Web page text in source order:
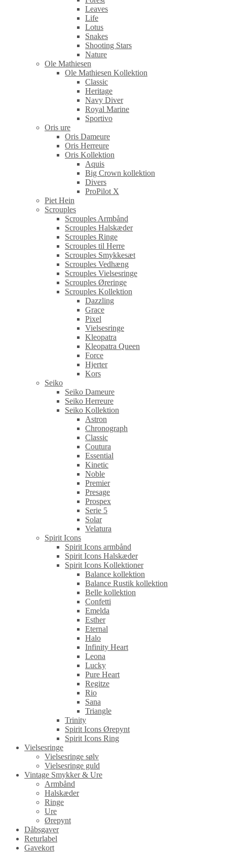
Leaves
Life
Lotus
Snakes
Shooting Stars
Nature
Ole Mathiesen
Ole Mathiesen Kollektion
Classic
Heritage
Navy Diver
Royal Marine
Sportivo
Oris ure
Oris Dameure
Oris Herreure
Oris Kollektion
Aquis
Big Crown kollektion
Divers
ProPilot X
Piet Hein
Scrouples
Scrouples Armbånd
Scrouples Halskæder
Scrouples Ringe
Scrouples til Herre
Scrouples Smykkesæt
Scrouples Vedhæng
Scrouples Vielsesringe
Scrouples Øreringe
Scrouples Kollektion
Dazzling
Grace
Pixel
Vielsesringe
Kleopatra
Kleopatra Queen
Force
Hjerter
Kors
Seiko
Seiko Dameure
Seiko Herreure
Seiko Kollektion
Astron
Chronograph
Classic
Coutura
Essential
Kinetic
Noble
Premier
Presage
Prospex
Serie 5
Solar
Velatura
Spirit Icons
Spirit Icons armbånd
Spirit Icons Halskæder
Spirit Icons Kollektioner
Balance kollektion
Balance Rustik kollektion
Belle kollektion
Confetti
Emelda
Esther
Eternal
Halo
Infinity Heart
Leona
Lucky
Pure Heart
Regitze
Rio
Sana
Triangle
Trinity
Spirit Icons Ørepynt
Spirit Icons Ring
Vielsesringe
Vielsesringe sølv
Vielsesringe guld
Vintage Smykker & Ure
Armbånd
Halskæder
Ringe
Ure
Ørepynt
Dåbsgaver
Returlabel
Gavekort